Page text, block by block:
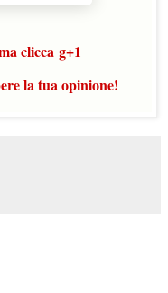
clicca g+1
la tua opinione!